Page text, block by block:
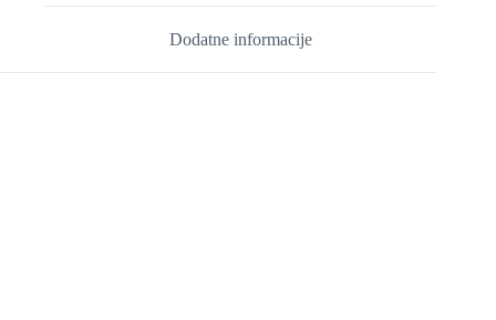
Dodatne informacije